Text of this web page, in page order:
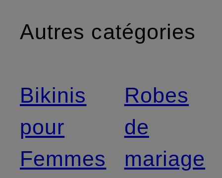
Autres catégories
Bikinis
pour
Femmes
Robes
de
mariage